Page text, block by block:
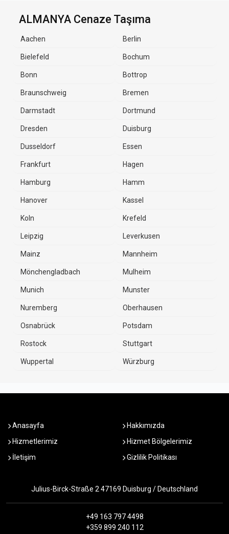
ALMANYA Cenaze Taşıma
Aachen Berlin
Bielefeld Bochum
Bonn Bottrop
Braunschweig Bremen
Darmstadt Dortmund
Dresden Duisburg
Dusseldorf Essen
Frankfurt Hagen
Hamburg Hamm
Hanover Kassel
Koln Krefeld
Leipzig Leverkusen
Mainz Mannheim
Mönchengladbach Mulheim
Munich Munster
Nuremberg Oberhausen
Osnabrück Potsdam
Rostock Stuttgart
Wuppertal Würzburg
Anasayfa
Hakkımızda
Hizmetlerimiz
Hizmet Bölgelerimiz
İletişim
Gizlilik Politikası
Julius-Birck-Straße 2 47169 Duisburg / Deutschland
+49 163 797 4498
+359 899 240 112